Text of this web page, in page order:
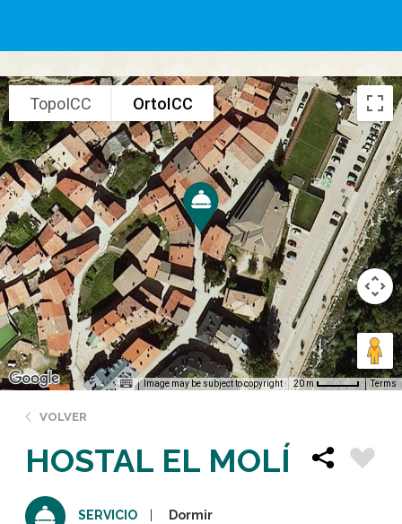
TopoICC OrtoICC
Image may be subject to copyright 20 m Terms
VOLVER
HOSTAL EL MOLÍ
SERVICIO Dormir